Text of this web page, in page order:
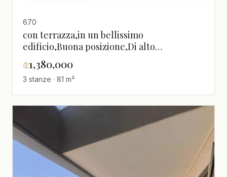
670
con terrazza,in un bellissimo
edificio,Buona posizione,Di alto
standing,ben arredato,in un nuovo
edificio,Bellissimo appartamento,Buon
affare,Progetto di qualità
₪1,380,000
3 stanze · 81 m²